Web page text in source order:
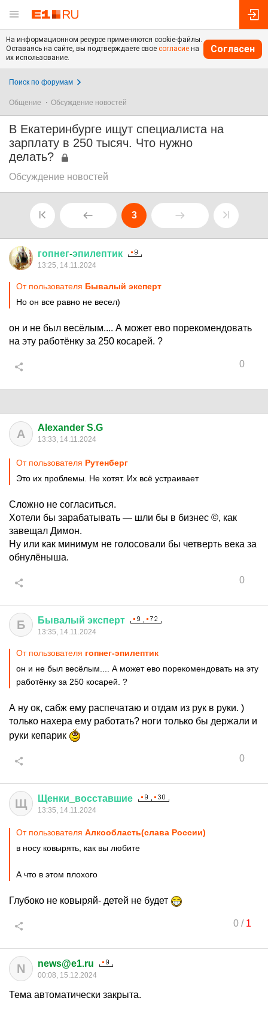
На информационном ресурсе применяются cookie-файлы.
Оставаясь на сайте, вы подтверждаете свое согласие на
их использование.
Согласен
Поиск по форумам
Общение Обсуждение новостей
В Екатеринбурге ищут специалиста на
зарплату в 250 тысяч. Что нужно
делать?
Обсуждение новостей
3
гопнег-эпилептик
13:25, 14.11.2024
От пользователя Бывалый эксперт
Но он все равно не весел)
он и не был весёлым.... А может ево порекомендовать
на эту работёнку за 250 косарей. ?
0
A Alexander S.G
13:33, 14.11.2024
От пользователя Рутенберг
Это их проблемы. Не хотят. Их всë устраивает
Сложно не согласиться.
Хотели бы зарабатывать — шли бы в бизнес ©, как
завещал Димон.
Ну или как минимум не голосовали бы четверть века за
обнулёныша.
0
Б Бывалый эксперт
13:35, 14.11.2024
От пользователя гопнег-эпилептик
он и не был весёлым.... А может ево порекомендовать на эту
работёнку за 250 косарей. ?
А ну ок, сабж ему распечатаю и отдам из рук в руки. )
только нахера ему работать? ноги только бы держали и
руки кепарик
0
Щ Щенки восставшие
13:35, 14.11.2024
От пользователя Алкообласть(слава России)
в носу ковырять, как вы любите
А что в этом плохого
Глубоко не ковыряй- детей не будет
0/ 1
N news@e1.ru
00:08, 15.12.2024
Тема автоматически закрыта.